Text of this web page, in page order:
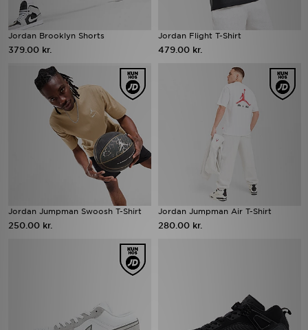
Jordan Brooklyn Shorts
379.00 kr.
Jordan Flight T-Shirt
479.00 kr.
Jordan Jumpman Swoosh T-Shirt
250.00 kr.
Jordan Jumpman Air T-Shirt
280.00 kr.